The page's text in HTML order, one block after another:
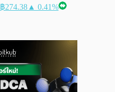
฿274.38 ▲ 0.41%